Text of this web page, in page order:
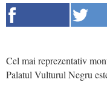
Cel mai reprezentativ
Palatul Vulturul Negru